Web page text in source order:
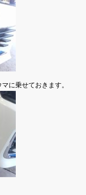
に乗せておきます。